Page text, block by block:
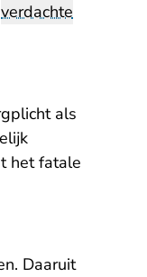
verdachte
als
het fatale
Daaruit